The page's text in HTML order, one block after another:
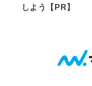
しよう【PR】